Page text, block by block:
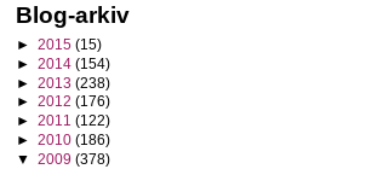
Blog-arkiv
► 2015 (15)
► 2014 (154)
► 2013 (238)
► 2012 (176)
► 2011 (122)
► 2010 (186)
▼ 2009 (378)